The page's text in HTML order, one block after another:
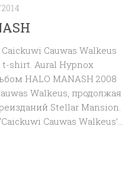
Cauwas Walkeus
t-shirt. Aural Hypnox
HALO MANASH 2008
Walkeus, продолжая
Stellar Mansion.
Cauwas Walkeus’...